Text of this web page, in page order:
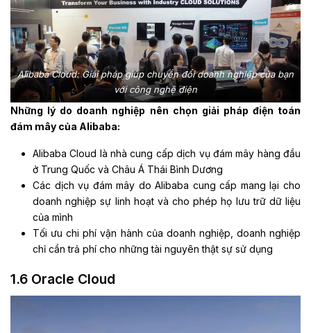
Alibaba Cloud: Giải pháp giúp chuyển đổi doanh nghiệp của bạn
với công nghệ điện
Những lý do doanh nghiệp nên chọn giải pháp điện toán
đám mây của Alibaba:
Alibaba Cloud là nhà cung cấp dịch vụ đám mây hàng đầu
ở Trung Quốc và Châu Á Thái Bình Dương
Các dịch vụ đám mây do Alibaba cung cấp mang lại cho
doanh nghiệp sự linh hoạt và cho phép họ lưu trữ dữ liệu
của mình
Tối ưu chi phí vận hành của doanh nghiệp, doanh nghiệp
chỉ cần trả phí cho những tài nguyên thật sự sử dụng
1.6 Oracle Cloud